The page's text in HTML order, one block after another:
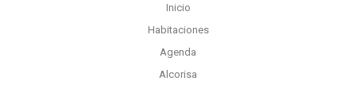
Inicio
Habitaciones
Agenda
Alcorisa